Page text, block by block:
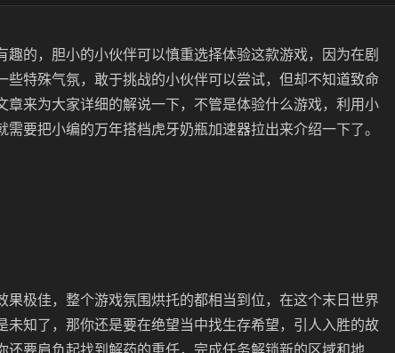
的，胆小的小伙伴可以慎重选择体验这款游戏，因为在剧
些特殊气氛，敢于挑战的小伙伴可以尝试，但却不知道致命
章来为大家详细的解说一下，不管是体验什么游戏，利用小
要把小编的万年搭档虎牙奶瓶加速器拉出来介绍一下了。
果极佳，整个游戏氛围烘托的都相当到位，在这个末日世界
未知了，那你还是要在绝望当中找生存希望，引人入胜的故
还要肩负起找到解药的重任，完成任务解锁新的区域和地